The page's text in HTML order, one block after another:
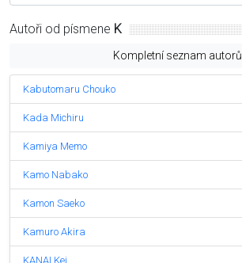
Autoři od písmene K
Kompletní seznam autorů
Kabutomaru Chouko
Kada Michiru
Kamiya Memo
Kamo Nabako
Kamon Saeko
Kamuro Akira
KANAI Kei